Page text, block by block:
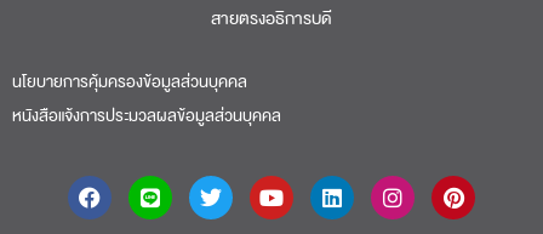
สายตรงอธิการบดี​
นโยบายการคุ้มครองข้อมูลส่วนบุคคล
หนังสือแจ้งการประมวลผลข้อมูลส่วนบุคคล